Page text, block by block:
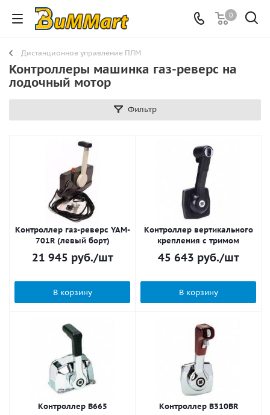
0
Дистанционное управление ПЛМ
Контроллеры машинка газ-реверс на
лодочный мотор
Фильтр
Контроллер газ-реверс YAM-
701R (левый борт)
21 945 руб./шт
В корзину
Контроллер вертикального
крепления с тримом
45 643 руб./шт
В корзину
Контроллер B665 Контроллер B310BR